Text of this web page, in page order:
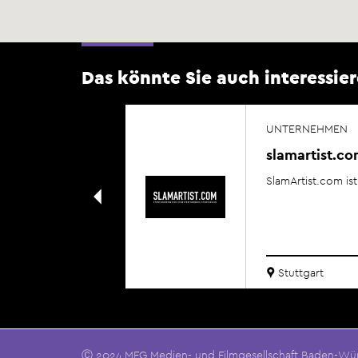
Das könnte Sie auch
UNTERNEHMEN
SlamArtist.com
Stuttgart
Ⓒ 2024 MFG Medien- und Filmgesellschaft Baden-